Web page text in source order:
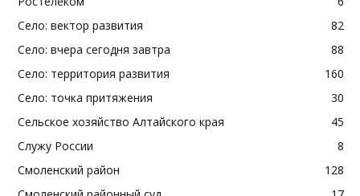
Село: вектор развития
82
Село: вчера сегодня завтра
88
Село: территория развития
160
Село: точка притяжения
30
Сельское хозяйство Алтайского края
45
Служу России
8
Смоленский район
128